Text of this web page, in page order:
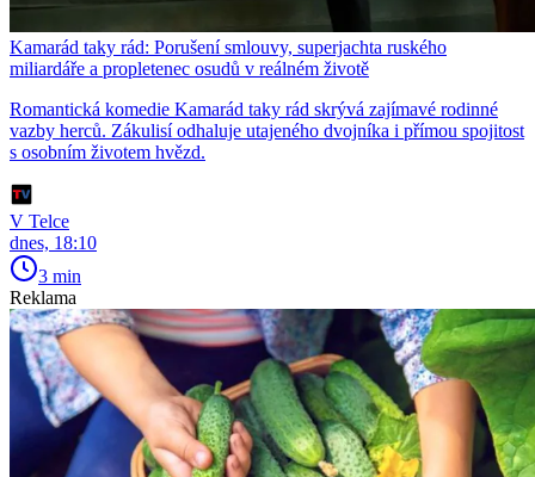
Kamarád taky rád: Porušení smlouvy, superjachta ruského
miliardáře a propletenec osudů v reálném životě
Romantická komedie Kamarád taky rád skrývá zajímavé rodinné
vazby herců. Zákulisí odhaluje utajeného dvojníka i přímou spojitost
s osobním životem hvězd.
V Telce
dnes, 18:10
3 min
Reklama